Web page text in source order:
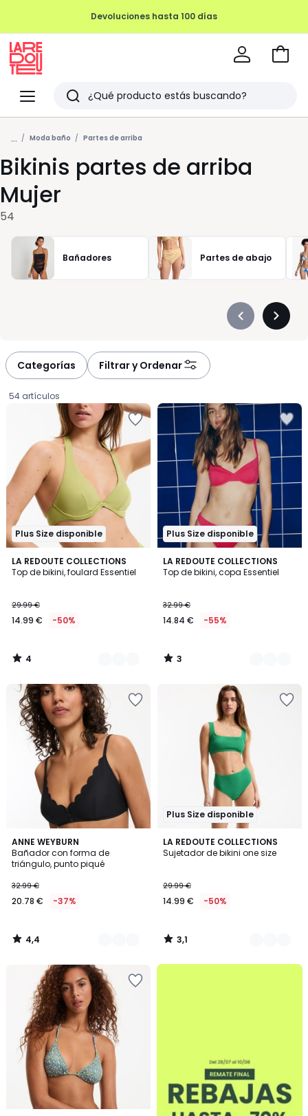
Menu
Redoute
Buscar
Últimos
artículos
vistos
Ir
... Moda baño Partes de arriba
Bikinis partes de arriba
Mujer
54
Bañadores Partes de abajo
Précédent
Categorías Filtrar y Ordenar
54 artículos
Plus Size disponible
LA REDOUTE COLLECTIONS
Top de bikini, foulard Essentiel
€
en
de
29.99
50%
descuento
aplicado.
29.99 €
14.99 € -50%
4
/
4
Colores
4
/
Plus Size disponible
LA REDOUTE COLLECTIONS
Top de bikini, copa Essentiel
32.99 €
14.84 € -55%
3
/
3
Colores
3
/
ANNE WEYBURN
Bañador con forma de
triángulo, punto piqué
32.99 €
20.78 € -37%
4,4
/ 5
2
Colores
4,4
/
Plus Size disponible
LA REDOUTE COLLECTIONS
Sujetador de bikini one size
29.99 €
14.99 € -50%
3,1
/
2
Colores
3,1
/
.